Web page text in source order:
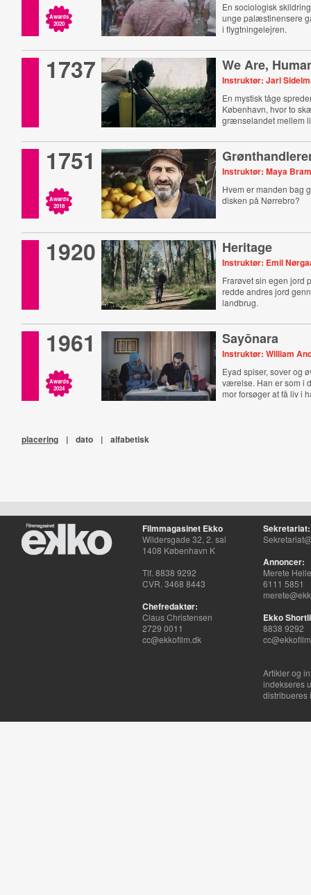
Awards
2020
En sociologisk
unge palæstinensere
i flygtningelejren.
1737 We Are,
Instruktør: Jarl
En mystisk tåge
København, hvor to
grænselandet mellem
1751
Awards
2018
Instruktør: Maya
Hvem er manden bag
disken på Nørrebro?
1920 Heritage
Instruktør: Emil
Frarøvet sin egen jord
redde andres jord
landbrug.
1961
Awards
2024
Sayōnara
Instruktør: William
Eyad spiser, sover og
værelse. Han er som i
mor forsøger at få liv i
placering | dato | alfabetisk
Filmmagasinet Ekko
Wildersgade 32, 2. sal
1408 København K
Tlf. 8838 9292
CVR. 3468 8443
Chefredaktør:
Claus Christensen
2729 0011
cc@ekkofilm.dk
Sekretariat:
Annoncer:
Merete
6111 5851
Ekko
8838 9292
Artikler og
indekseres
distribueres